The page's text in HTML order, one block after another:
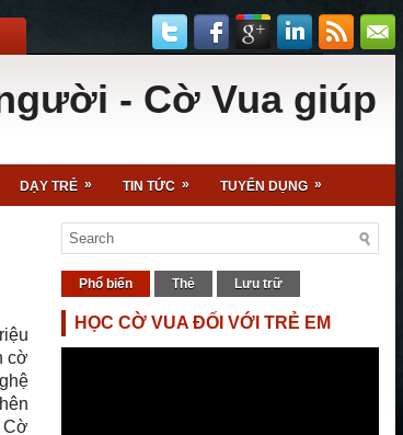
Vua giúp khai
DẠY TRẺ » TIN TỨC » TUYỂN DỤNG »
cờ
Cờ
Phổ biến Thẻ Lưu trữ
HỌC CỜ VUA ĐỐI VỚI TRẺ EM